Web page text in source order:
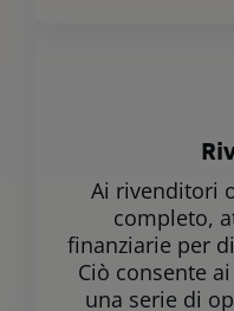
Ai rivenditori
completo,
finanziarie per
Ciò consente
una serie di